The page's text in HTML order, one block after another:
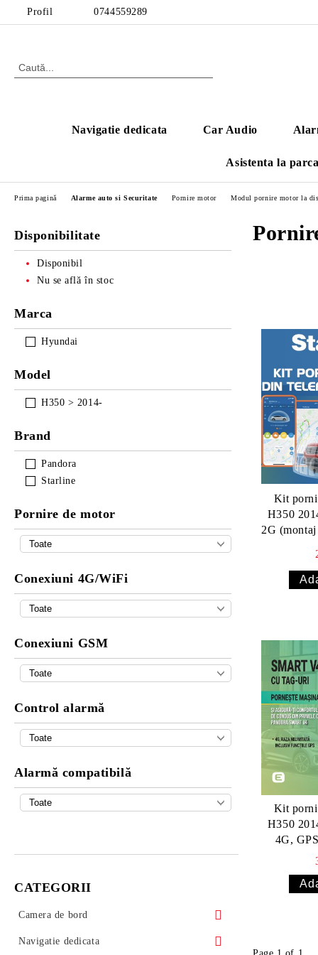
Profil 0744559289
Navigatie dedicata Car Audio
Asistenta la
Disponibilitate
Disponibil
Nu se află în stoc
Marca
Hyundai
Model
H350 > 2014-
Brand
Pandora
Starline
Pornire de motor
Conexiuni 4G/WiFi
Conexiuni GSM
Control alarmă
Alarmă compatibilă
CATEGORII
Camera de bord
Camera DVR universala 313 Autolensa
Navigatie dedicata
Prima pagină Alarme auto si Securitate Pornire motor Modul pornire motor la
Kit
H350
2G
Kit
H350
4G,
Page 1 of 1